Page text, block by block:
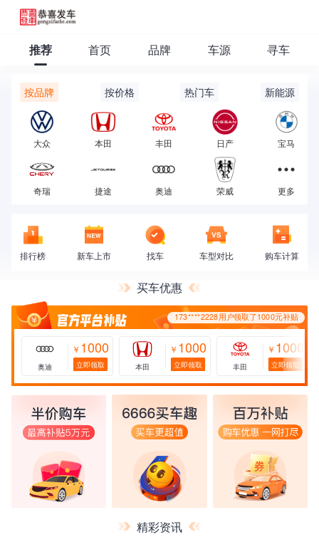
推荐 首页 品牌 车源 寻车
按品牌 按价格 热门车 新能源
大众 本田 丰田 日产 宝马
奇瑞 捷途 奥迪 荣威 更多
排行榜 新车上市 找车 车型对比 购车计算
买车优惠
173****2228用户领取了1000元补贴
奥迪
￥ 1000
立即领取 本田
￥ 1000
立即领取 丰田
￥ 1000
立即领取
精彩资讯